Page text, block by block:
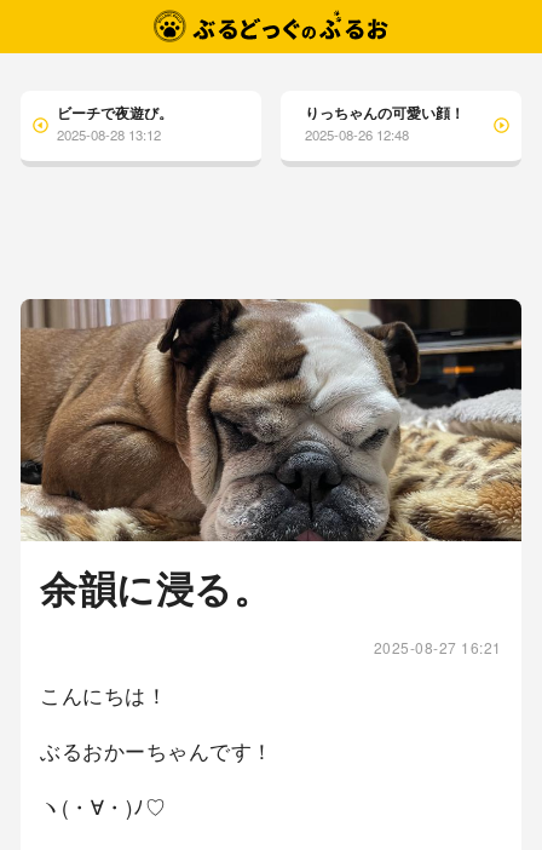
ビーチで夜遊び。
2025-08-28 13:12
りっちゃんの可愛い顔！
2025-08-26 12:48
余韻に浸る。
2025-08-27 16:21
こんにちは！
ぶるおかーちゃんです！
ヽ(・∀・)ﾉ♡